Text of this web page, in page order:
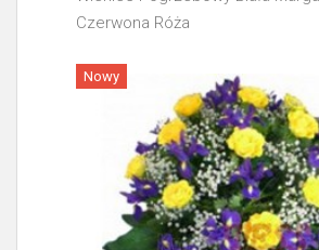
Czerwona Róża
Więcej
Nowy